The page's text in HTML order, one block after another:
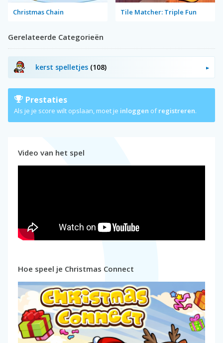
Christmas Chain Tile Matcher: Triple Fun
Gerelateerde Categorieën
kerst spelletjes (108)
Prestaties
Als je je score wilt opslaan, moet je inloggen ofregistreren.
Video van het spel
Hoe speel je Christmas Connect